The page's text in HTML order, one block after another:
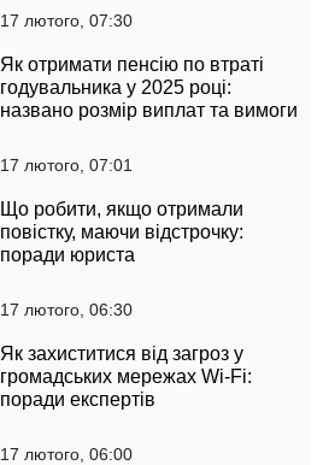
17 лютого, 07:30
Як отримати пенсію по втраті
годувальника у 2025 році:
названо розмір виплат та вимоги
17 лютого, 07:01
Що робити, якщо отримали
повістку, маючи відстрочку:
поради юриста
17 лютого, 06:30
Як захиститися від загроз у
громадських мережах Wi-Fi:
поради експертів
17 лютого, 06:00